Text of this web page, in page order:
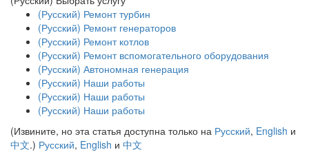
(Русский) Ремонт турбин
(Русский) Ремонт генераторов
(Русский) Ремонт котлов
(Русский) Ремонт вспомогательного оборудования
(Русский) Автономная генерация
(Русский) Наши работы
(Русский) Наши работы
(Русский) Наши работы
(Извините, но эта статья доступна только на Русский, English и
中文.) Русский, English и 中文